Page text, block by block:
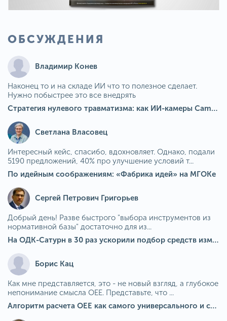
ОБСУЖДЕНИЯ
Владимир Конев
Наконец то и на складе ИИ что то полезное сделает.
Нужно побыстрее это все внедрять
Стратегия нулевого травматизма: как ИИ-камеры Camkord снижают риск наезда на пешехода при работе на погрузчике
Светлана Власовец
Интересный кейс, спасибо, вдохновляет. Однако, подали
5190 предложений, 40% про улучшение условий т...
По идейным соображениям: «Фабрика идей» на МГОКе
Сергей Петрович Григорьев
Добрый день! Разве быстрого "выбора инструментов из
нормативной базы" достаточно для из...
На ОДК-Сатурн в 30 раз ускорили подбор средств измерения для контроля качества продукции
Борис Кац
Как мне представляется, это - не новый взгляд, а глубокое
непонимание смысла OEE. Представьте, что ...
Алгоритм расчета ОЕЕ как самого универсального и современного показателя эффективности оборудования в мире